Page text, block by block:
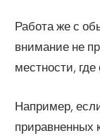
Работа же с
внимание не
местности,
Например,
приравненных